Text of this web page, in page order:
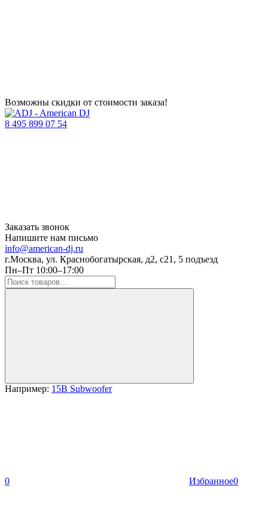
Возможны скидки от стоимости заказа!
8 495 899 07 54
Заказать звонок
Напишите нам письмо
info@american-dj.ru
г.Москва, ул. Краснобогатырская, д2, с21, 5 подъезд
Пн–Пт 10:00–17:00
Например: 15B Subwoofer
0 Избранное0